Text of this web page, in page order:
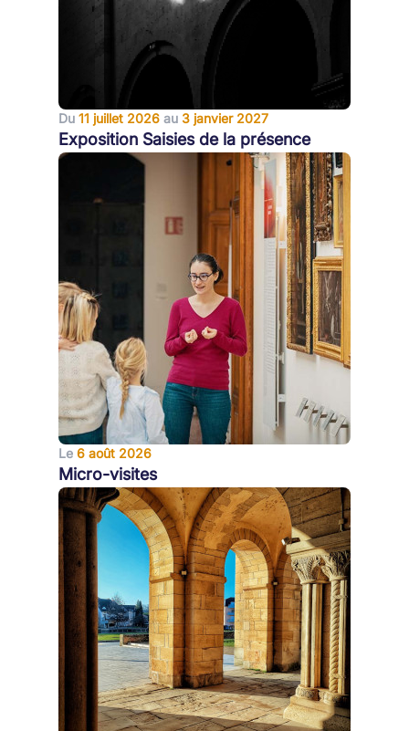
Du 11 juillet 2026 au 3 janvier 2027
Exposition Saisies de la présence
Le 6 août 2026
Micro-visites